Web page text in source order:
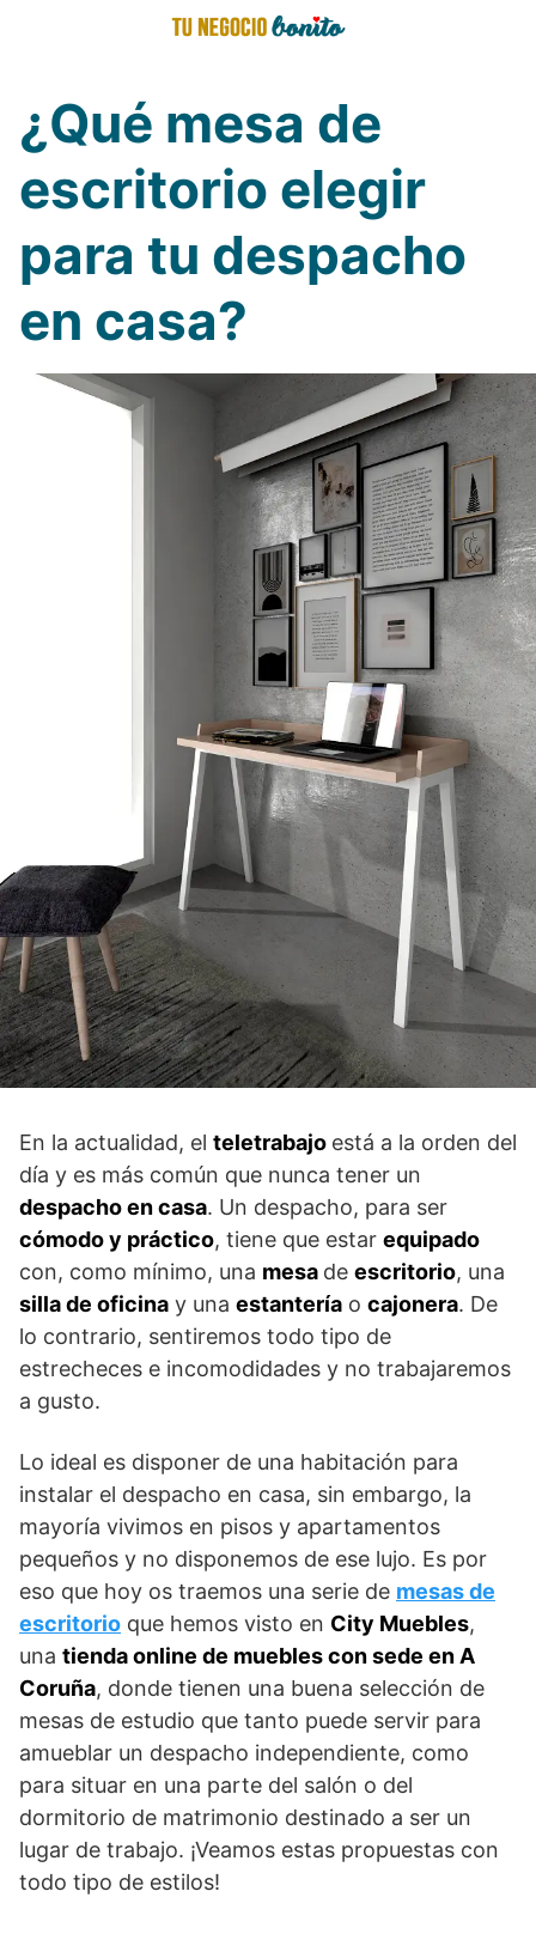
¿Qué mesa de
escritorio elegir
para tu despacho
en casa?
En la actualidad, el teletrabajo está a la orden del
día y es más común que nunca tener un
despacho en casa. Un despacho, para ser
cómodo y práctico, tiene que estar equipado
con, como mínimo, una mesa de escritorio, una
silla de oficina y una estantería o cajonera. De
lo contrario, sentiremos todo tipo de
estrecheces e incomodidades y no trabajaremos
a gusto.
Lo ideal es disponer de una habitación para
instalar el despacho en casa, sin embargo, la
mayoría vivimos en pisos y apartamentos
pequeños y no disponemos de ese lujo. Es por
eso que hoy os traemos una serie de mesas de
escritorio que hemos visto en City Muebles,
una tienda online de muebles con sede en A
Coruña, donde tienen una buena selección de
mesas de estudio que tanto puede servir para
amueblar un despacho independiente, como
para situar en una parte del salón o del
dormitorio de matrimonio destinado a ser un
lugar de trabajo. ¡Veamos estas propuestas con
todo tipo de estilos!